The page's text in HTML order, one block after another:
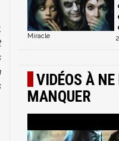
Miracle
VIDÉOS À NE
MANQUER